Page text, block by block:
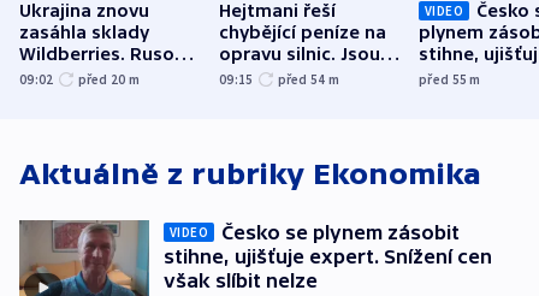
Ukrajina znovu
zasáhla sklady
Wildberries. Rusové
útočili v Charkovské
09:02 před 20 m
Hejtmani řeší
chybějící peníze na
opravu silnic. Jsou
nenárokové, namítá
09:15 před 54 m
VIDEO
Česko
plynem
stihne,
expert.
před 55m
Aktuálně z rubriky Ekonomika
VIDEO
Česko se plynem zásobit
stihne, ujišťuje expert. Snížení cen
však slíbit nelze